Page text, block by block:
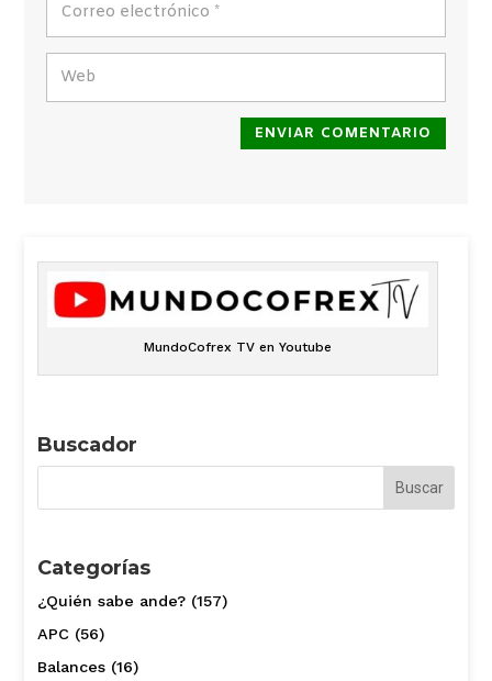
ENVIAR COMENTARIO
MundoCofrex TV en Youtube
Buscador
Categorías
¿Quién sabe ande?(157)
APC(56)
Balances(16)